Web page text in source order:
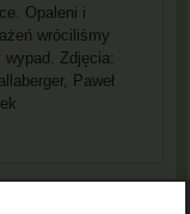
Opaleni i
wróciliśmy
Zdjęcia:
Paweł